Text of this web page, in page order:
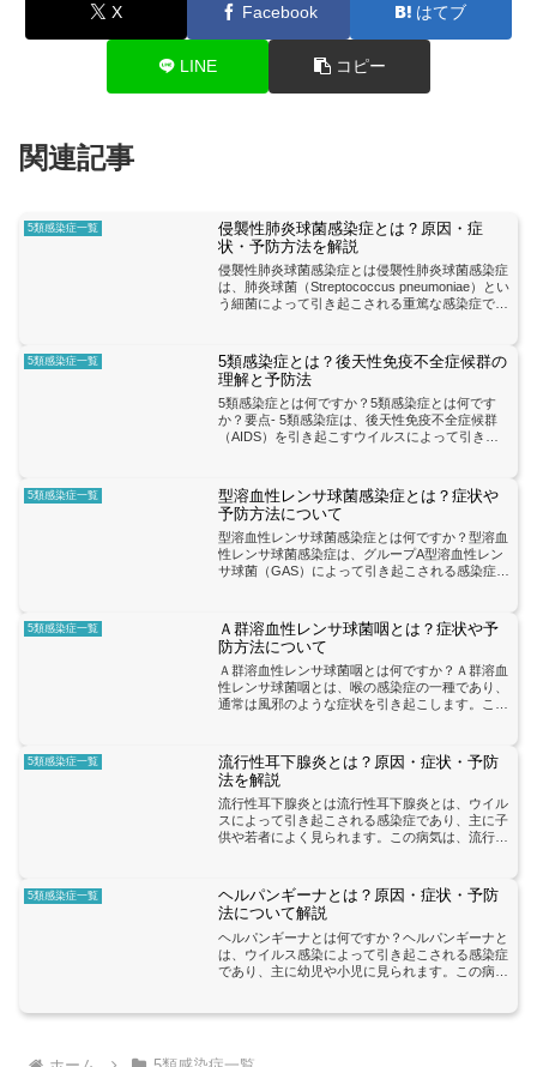
X Facebook はてブ
LINE コピー
関連記事
5類感染症一覧
侵襲性肺炎球菌感染症とは？原因・症
状・予防方法を解説
侵襲性肺炎球菌感染症とは侵襲性肺炎球菌感染症
は、肺炎球菌（Streptococcus pneumoniae）とい
う細菌によって引き起こされる重篤な感染症で
5類感染症一覧
5類感染症とは？後天性免疫不全症候群の
理解と予防法
5類感染症とは何ですか？5類感染症とは何です
か？要点- 5類感染症は、後天性免疫不全症候群
（AIDS）を引き起こすウイルスによって引き起
起こされるも...
5類感染症一覧
型溶血性レンサ球菌感染症とは？症状や
予防方法について
型溶血性レンサ球菌感染症とは何ですか？型溶血
性レンサ球菌感染症は、グループA型溶血性レン
サ球菌（GAS）によって引き起こされる感染症で
この感染症の症状...
5類感染症一覧
Ａ群溶血性レンサ球菌咽とは？症状や予
防方法について
Ａ群溶血性レンサ球菌咽とは何ですか？Ａ群溶血
性レンサ球菌咽とは、喉の感染症の一種であり、
通常は風邪のような症状を引き起こします。この
熱、頭痛、咳、発疹など...
5類感染症一覧
流行性耳下腺炎とは？原因・症状・予防
法を解説
流行性耳下腺炎とは流行性耳下腺炎とは、ウイル
スによって引き起こされる感染症であり、主に子
供や若者によく見られます。この病気は、流行性
水を通じて...
5類感染症一覧
ヘルパンギーナとは？原因・症状・予防
法について解説
ヘルパンギーナとは何ですか？ヘルパンギーナと
は、ウイルス感染によって引き起こされる感染症
であり、主に幼児や小児に見られます。この病気
の口や鼻から広がりま...